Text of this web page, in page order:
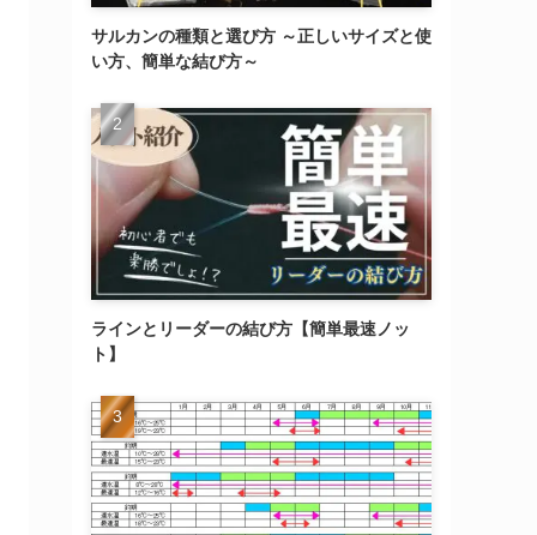
サルカンの種類と選び方 ～正しいサイズと使
い方、簡単な結び方～
ラインとリーダーの結び方【簡単最速ノッ
ト】